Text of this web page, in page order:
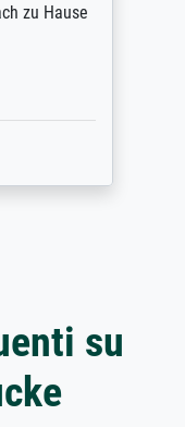
zu Hause
su